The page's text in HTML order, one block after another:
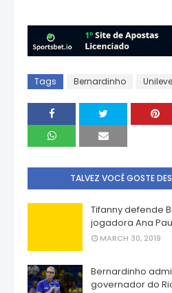
Tags Bernardinho
TALVEZ VOCÊ GOSTE
Tifanny defende
jogadora Ana
MARCH 30, 2019
Bernardinho
governador do